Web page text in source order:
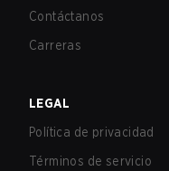
Contáctanos
Carreras
LEGAL
Política de privacidad
Términos de servicio